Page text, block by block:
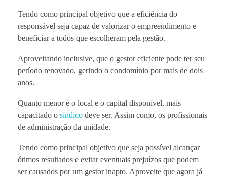
Tendo como principal objetivo que a eficiência do
responsável seja capaz de valorizar o empreendimento e
beneficiar a todos que escolheram pela gestão.
Aproveitando inclusive, que o gestor eficiente pode ter seu
período renovado, gerindo o condomínio por mais de dois
anos.
Quanto menor é o local e o capital disponível, mais
capacitado o síndico deve ser. Assim como, os profissionais
de administração da unidade.
Tendo como principal objetivo que seja possível alcançar
ótimos resultados e evitar eventuais prejuízos que podem
ser causados por um gestor inapto. Aproveite que agora já